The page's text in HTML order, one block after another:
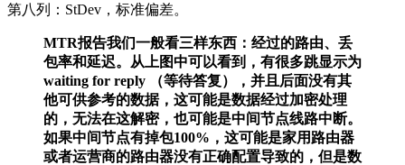
第八列：StDev，标准偏差。
MTR报告我们一般看三样东西：经过的路由、丢
包率和延迟。从上图中可以看到，有很多跳显示为
waiting for reply （等待答复），并且后面没有其
他可供参考的数据，这可能是数据经过加密处理
的，无法在这解密，也可能是中间节点线路中断。
如果中间节点有掉包100%，这可能是家用路由器
或者运营商的路由器没有正确配置导致的，但是数